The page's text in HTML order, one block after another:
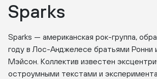
Sparks
Sparks — американская рок-группа,
году в Лос-Анджелесе братьями Ронни
Мэйсон. Коллектив известен
остроумными текстами и